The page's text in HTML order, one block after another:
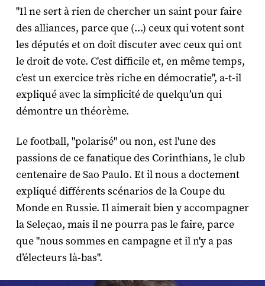
"Il ne sert à rien de chercher un saint pour faire
des alliances, parce que (...) ceux qui votent sont
les députés et on doit discuter avec ceux qui ont
le droit de vote. C'est difficile et, en même temps,
c’est un exercice très riche en démocratie", a-t-il
expliqué avec la simplicité de quelqu’un qui
démontre un théorème.
Le football, "polarisé" ou non, est l'une des
passions de ce fanatique des Corinthians, le club
centenaire de Sao Paulo. Et il nous a doctement
expliqué différents scénarios de la Coupe du
Monde en Russie. Il aimerait bien y accompagner
la Seleçao, mais il ne pourra pas le faire, parce
que "nous sommes en campagne et il n'y a pas
d’électeurs là-bas".